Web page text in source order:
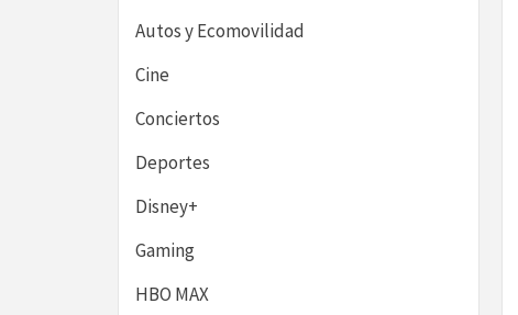
Autos y Ecomovilidad
Cine
Conciertos
Deportes
Disney+
Gaming
HBO MAX